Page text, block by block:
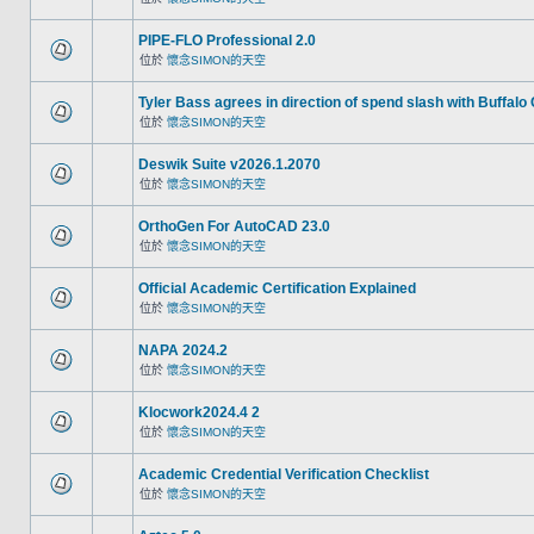
PIPE-FLO Professional 2.0
位於 懷念SIMON的天空
Tyler Bass agrees in direction of spend slash with Buffalo
位於 懷念SIMON的天空
Deswik Suite v2026.1.2070
位於 懷念SIMON的天空
OrthoGen For AutoCAD 23.0
位於 懷念SIMON的天空
Official Academic Certification Explained
位於 懷念SIMON的天空
NAPA 2024.2
位於 懷念SIMON的天空
Klocwork2024.4 2
位於 懷念SIMON的天空
Academic Credential Verification Checklist
位於 懷念SIMON的天空